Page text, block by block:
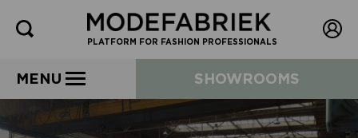
PLATFORM FOR FASHION PROFESSIONALS
MENU SHOWROOMS